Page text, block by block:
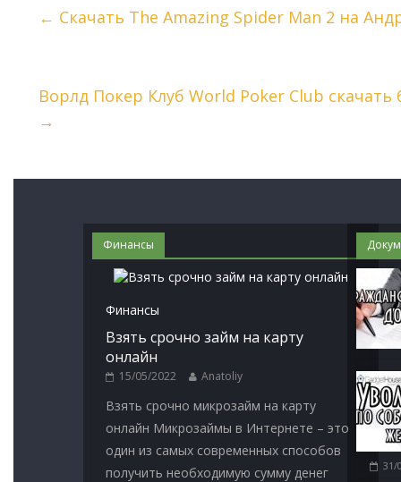
← Скачать The Amazing Spider Man 2 на
Ворлд Покер Клуб World Poker Club
→
Финансы
Финансы
Взять срочно займ на карту
онлайн
15/05/2022 Anatoliy
Взять срочно микрозайм на карту
онлайн Микрозаймы в Интернете – это
один из самых современных способов
получить необходимую сумму денег
31/